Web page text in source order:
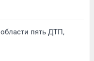
пять ДТП,